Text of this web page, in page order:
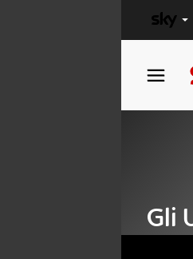
Gli